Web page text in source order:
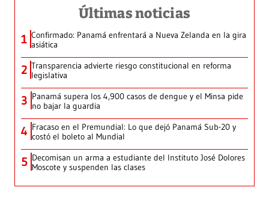
Últimas noticias
1 Confirmado: Panamá enfrentará a Nueva Zelanda en la gira
asiática
2 Transparencia advierte riesgo constitucional en reforma
legislativa
3 Panamá supera los 4,900 casos de dengue y el Minsa pide
no bajar la guardia
4 Fracaso en el Premundial: Lo que dejó Panamá Sub-20 y
costó el boleto al Mundial
5 Decomisan un arma a estudiante del Instituto José Dolores
Moscote y suspenden las clases